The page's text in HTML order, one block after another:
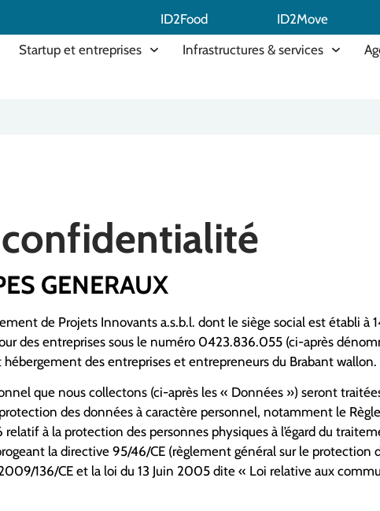
ID2Food
ID2Move
Startup et entreprises Infrastructures & services
GENERAUX
de Projets Innovants a.s.b.l. dont le siège social est établi
des entreprises sous le numéro 0423.836.055 (ci-après
des entreprises et entrepreneurs du Brabant wallon.
que nous collectons (ci-après les « Données ») seront
des données à caractère personnel, notamment le
à la protection des personnes physiques à l’égard du
la directive 95/46/CE (règlement général sur le protection
136/CE et la loi du 13 Juin 2005 dite « Loi relative aux